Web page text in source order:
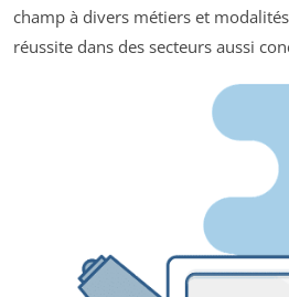
champ à divers métiers et modalités
réussite dans des secteurs aussi